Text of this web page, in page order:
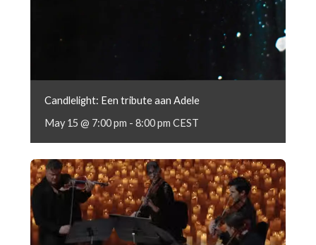
Candlelight: Een tribute aan Adele
May 15 @ 7:00 pm - 8:00 pm CEST